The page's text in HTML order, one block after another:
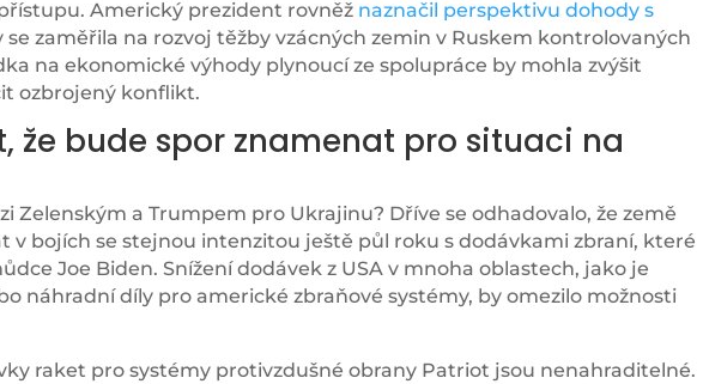
Americký prezident rovněž naznačil perspektivu dohody s
se zaměřila na rozvoj těžby vzácných zemin v Ruskem kontrolovaných
na ekonomické výhody plynoucí ze spolupráce by mohla zvýšit
ozbrojený konflikt.
že bude spor znamenat pro situaci na
Zelenským a Trumpem pro Ukrajinu? Dříve se odhadovalo, že země
v bojích se stejnou intenzitou ještě půl roku s dodávkami zbraní, které
Joe Biden. Snížení dodávek z USA v mnoha oblastech, jako je
náhradní díly pro americké zbraňové systémy, by omezilo možnosti
raket pro systémy protivzdušné obrany Patriot jsou nenahraditelné.